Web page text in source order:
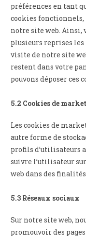
préférences en tant
cookies
notre site web. Ainsi,
plusieurs reprises
visite de notre site
restent dans votre
pouvons déposer ces
5.2 Cookies de
Les cookies de
autre forme de
profils d’utilisateurs
suivre l’utilisateur
web dans des
5.3 Réseaux sociaux
Sur notre site web,
promouvoir des